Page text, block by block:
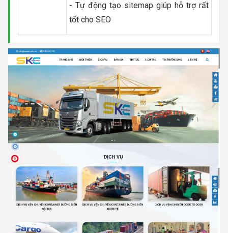
- Tự động tạo sitemap giúp hỗ trợ rất
tốt cho SEO